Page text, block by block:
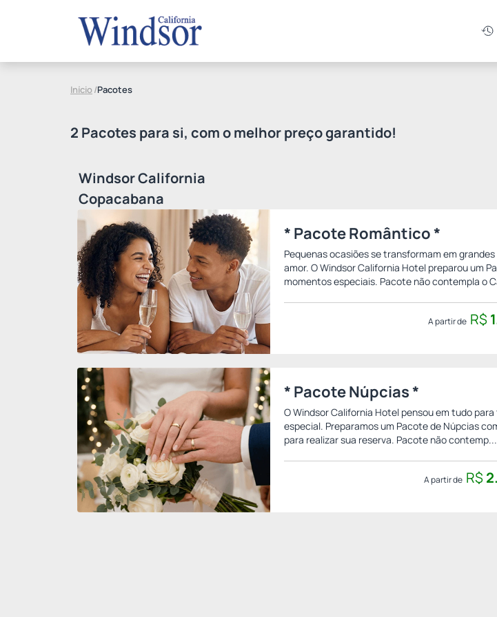
Início/Pacotes
2 Pacotes para si, com o melhor preço garantido!
Windsor California
Copacabana
* Pacote Romântico *
Pequenas ocasiões se transformam em
amor. O Windsor California Hotel preparou um
momentos especiais. Pacote não contempla o
A partir de R$
* Pacote Núpcias *
O Windsor California Hotel pensou em tudo
especial. Preparamos um Pacote de Núpcias
para realizar sua reserva. Pacote não contemp...
A partir de R$